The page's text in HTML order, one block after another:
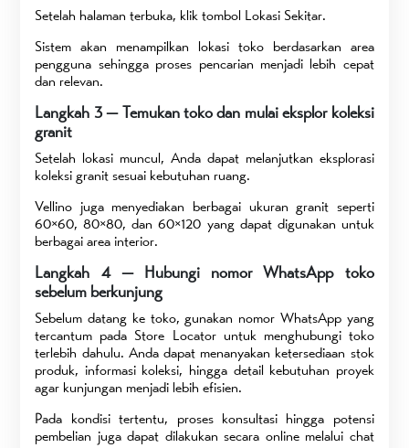
Setelah halaman terbuka, klik tombol Lokasi Sekitar.
Sistem akan menampilkan lokasi toko berdasarkan area
pengguna sehingga proses pencarian menjadi lebih cepat
dan relevan.
Langkah 3 — Temukan toko dan mulai eksplor koleksi
granit
Setelah lokasi muncul, Anda dapat melanjutkan eksplorasi
koleksi granit sesuai kebutuhan ruang.
Vellino juga menyediakan berbagai ukuran granit seperti
60×60, 80×80, dan 60×120 yang dapat digunakan untuk
berbagai area interior.
Langkah 4 — Hubungi nomor WhatsApp toko
sebelum berkunjung
Sebelum datang ke toko, gunakan nomor WhatsApp yang
tercantum pada Store Locator untuk menghubungi toko
terlebih dahulu. Anda dapat menanyakan ketersediaan stok
produk, informasi koleksi, hingga detail kebutuhan proyek
agar kunjungan menjadi lebih efisien.
Pada kondisi tertentu, proses konsultasi hingga potensi
pembelian juga dapat dilakukan secara online melalui chat